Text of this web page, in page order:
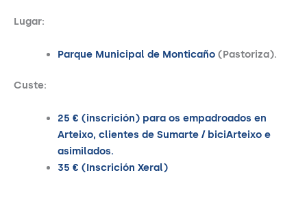
Lugar:
Parque Municipal de Monticaño (Pastoriza).
Custe:
25 € (inscrición) para os empadroados en
Arteixo, clientes de Sumarte / biciArteixo e
asimilados.
35 € (Inscrición Xeral)